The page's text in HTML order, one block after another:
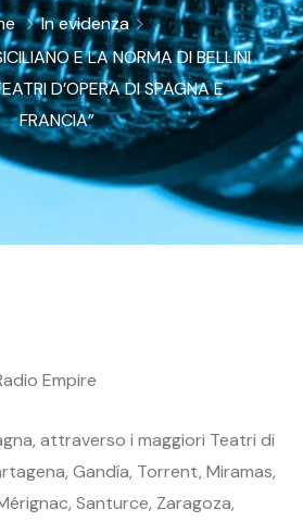
In evidenza
E LA NORMA DI BELLINI
D’OPERA DI SPAGNA E
FRANCIA”
Empire
attraverso i maggiori Teatri di
Gandía, Torrent, Miramas,
Santurce, Zaragoza,